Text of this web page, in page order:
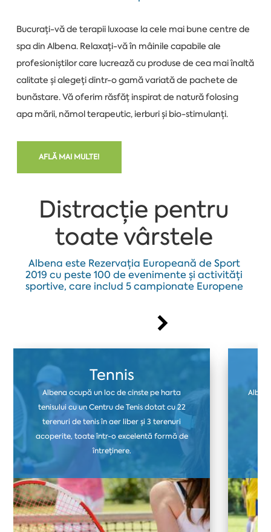
Bucurați-vă de terapii luxoase la cele mai bune centre de
spa din Albena. Relaxați-vă în mâinile capabile ale
profesioniștilor care lucrează cu produse de cea mai înaltă
calitate și alegeți dintr-o gamă variată de pachete de
bunăstare. Vă oferim răsfăț inspirat de natură folosing
apa mării, nămol terapeutic, ierburi și bio-stimulanți.
AFLĂ MAI MULTE!
Distracție pentru
toate vârstele
Albena este Rezervația Europeană de Sport
2019 cu peste 100 de evenimente și activități
sportive, care includ 5 campionate Europene
Tennis
Albena ocupă un loc de cinste pe harta
tenisului cu un Centru de Tenis dotat cu 22
terenuri de tenis în aer liber și 3 terenuri
acoperite, toate într-o excelentă formă de
întreținere.